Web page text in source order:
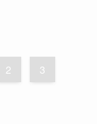
2 3